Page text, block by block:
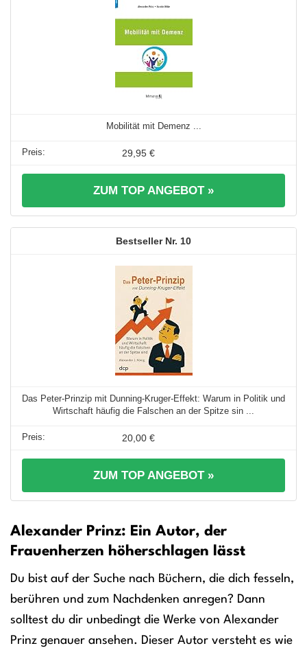
Mobilität mit Demenz ...
29,95 €
ZUM TOP ANGEBOT »
10
Das Peter-Prinzip mit Dunning-Kruger-Effekt: Warum in Politik und
Wirtschaft häufig die Falschen an der Spitze sin ...
20,00 €
ZUM TOP ANGEBOT »
Alexander Prinz: Ein Autor, der
Frauenherzen höherschlagen lässt
Du bist auf der Suche nach Büchern, die dich fesseln,
berühren und zum Nachdenken anregen? Dann
solltest du dir unbedingt die Werke von Alexander
Prinz genauer ansehen. Dieser Autor versteht es wie